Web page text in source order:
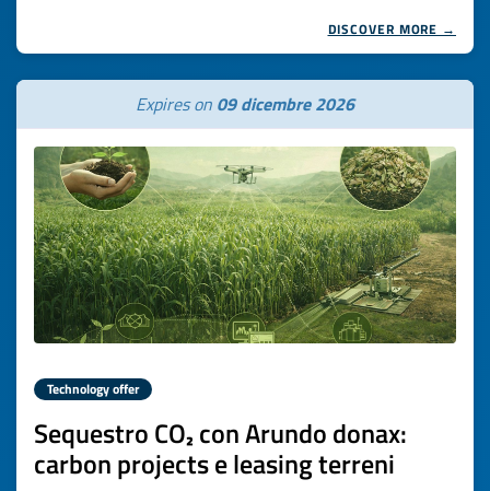
DISCOVER MORE →
Expires on 09 dicembre 2026
Technology offer
Sequestro CO₂ con Arundo donax:
carbon projects e leasing terreni